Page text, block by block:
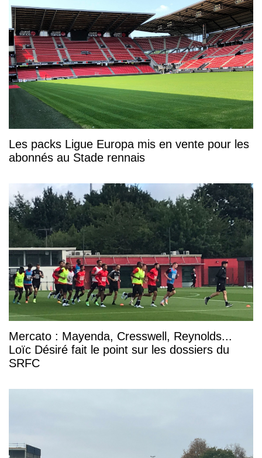
Les packs Ligue Europa mis en vente pour les
abonnés au Stade rennais
Mercato : Mayenda, Cresswell, Reynolds...
Loïc Désiré fait le point sur les dossiers du
SRFC